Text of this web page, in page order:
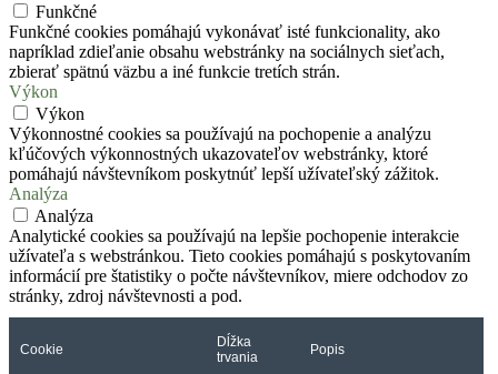
Funkčné
Funkčné cookies pomáhajú vykonávať isté funkcionality, ako
napríklad zdieľanie obsahu webstránky na sociálnych sieťach,
zbierať spätnú väzbu a iné funkcie tretích strán.
Výkon
Výkon
Výkonnostné cookies sa používajú na pochopenie a analýzu
kľúčových výkonnostných ukazovateľov webstránky, ktoré
pomáhajú návštevníkom poskytnúť lepší užívateľský zážitok.
Analýza
Analýza
Analytické cookies sa používajú na lepšie pochopenie interakcie
užívateľa s webstránkou. Tieto cookies pomáhajú s poskytovaním
informácií pre štatistiky o počte návštevníkov, miere odchodov zo
stránky, zdroj návštevnosti a pod.
Cookie
Dĺžka
trvania
Popis